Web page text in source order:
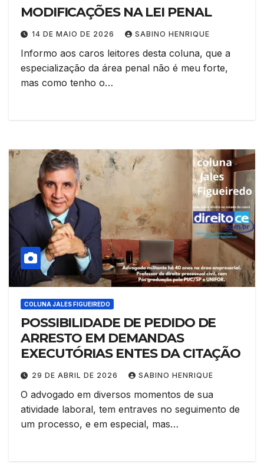
MODIFICAÇÕES NA LEI PENAL
14 DE MAIO DE 2026 SABINO HENRIQUE
Informo aos caros leitores desta coluna, que a
especialização da área penal não é meu forte,
mas como tenho o…
COLUNA JALES FIGUEIREDO
POSSIBILIDADE DE PEDIDO DE
ARRESTO EM DEMANDAS
EXECUTÓRIAS ENTES DA CITAÇÃO
29 DE ABRIL DE 2026 SABINO HENRIQUE
O advogado em diversos momentos de sua
atividade laboral, tem entraves no seguimento de
um processo, e em especial, mas…